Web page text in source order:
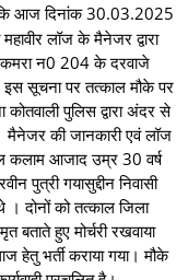
आज दिनांक 30.03.2025
लॉज के मैनेजर द्वारा
कमरा न0 204 के दरवाजे
सूचना पर तत्काल मौके पर
पुलिस द्वारा अंदर से
की जानकारी एवं लॉज
कलाम आजाद उम्र 30 वर्ष
पुत्री गयासुद्दीन निवासी
। दोनों को तत्काल जिला
बताते हुए मोर्चरी रखवाया
भर्ती कराया गया। मौके